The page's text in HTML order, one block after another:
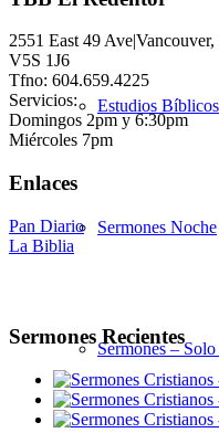
Estudios Bíblicos
Sermones Noche
Sermones –
2551 East 49
V5S 1J6
Tfno: 604.659.4225
Servicios:
Domingos 2pm y 6:30pm
Miércoles 7pm
Enlaces
Pan Diario
La Biblia
Sermones Recientes